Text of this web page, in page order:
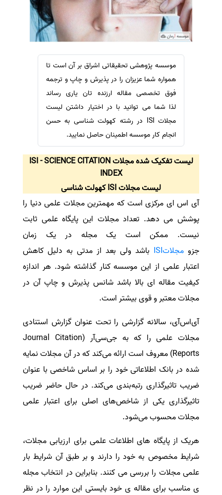
ترجمه عربی به فارسی
مشاهده همه زبان ها
سفارش ویرایش
سفارش پارافریز
سفارش فرمت‌بندی
سفارش کاهش کمیت
سفارش معرفی مجله
سفارش معرفی مقاله
سفارش معرفی کتاب
سفارش چکیده مبسوط
سفارش ترجمه مولتی‌مدیا
سفارش گویندگی
سفارش ترجمه همزمان
سفارش چکیده گرافیکی
سفارش تهیه کاورلتر
سفارش انگیزه‌نامه‌SOP
موسسه پژوهشی تحقیقاتی اشراق بر آن است تا
همواره شما عزیزان را در پذیرش و چاپ و ترجمه
فوق تخصصی مقاله ارزنده تان یاری رساند
لذا شما می توانید با در اختیار داشتن لیست
مجلات ISI در رشته کهولت شناسی به حسن
انجام کار موسسه اطمینان حاصل نمایید.
لیست تفکیک شده مجلات ISI - SCIENCE CITATION
INDEX
لیست مجلات ISI کهولت شناسی
آی اس ای مرکزی است که مهمترین مجلات علمی دنیا را
پوشش می دهد. تعداد مجلات این پایگاه علمی ثابت
نیست. ممکن است یک مجله در یک زمان
جزو مجلاتISI
باشد ولی بعد از مدتی به دلیل کاهش
اعتبار علمی از این موسسه کنار گذاشته شود. هر اندازه
کیفیت مقاله ای بالا باشد شانس پذیرش و چاپ آن در
مجلات معتبر و قوی بیشتر است.
آی‌اس‌آی، سالانه گزارشی را تحت عنوان گزارش استنادی
مجلات علمی را که به جی‌سی‌آر (Journal Citation
Reports) معروف است ارائه می‌کند که در آن مجلات نمایه‌
شده در بانک اطلاعاتی خود را بر اساس شاخصی با عنوان
ضریب تاثیرگذاری رتبه‌بندی می‌کند. در حال حاضر ضریب
تاثیرگذاری یکی از شاخص‌های اصلی برای اعتبار علمی
مجلات محسوب می‌شود.
هریک از پایگاه های اطلاعات علمی برای ارزیابی مجلات،
شرایط مخصوص به خود را دارند و بر طبق آن شرایط بار
علمی مجلات را بررسی می کنند. بنابراین در انتخاب مجله
ی مناسب برای مقاله ی خود بایستی این موارد را در نظر